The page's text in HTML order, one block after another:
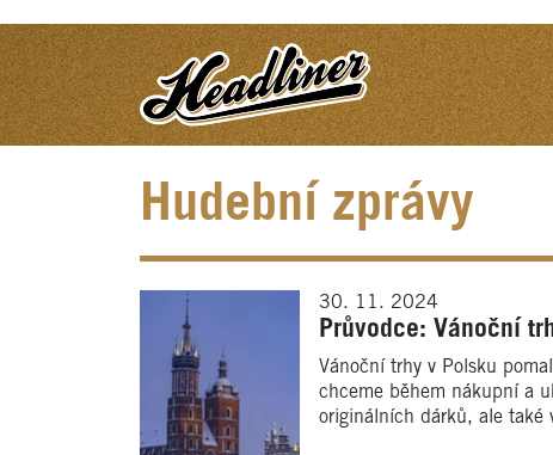
Hudební zprávy
30. 11. 2024
Průvodce: Vánoční
Vánoční trhy v Polsku
chceme během nákupní a
originálních dárků, ale také